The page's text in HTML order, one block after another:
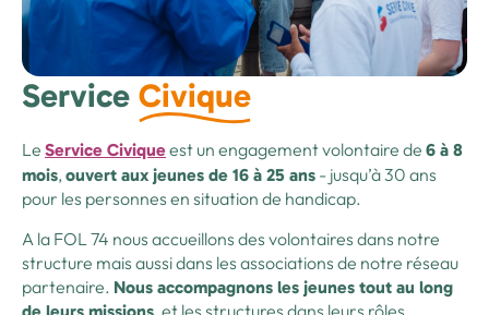
Service Civique
Le Service Civiqueest un engagement volontaire de 6 à 8
mois,ouvert aux jeunes de 16 à 25 ans - jusqu’à 30 ans
pour les personnes en situation de handicap.
A la FOL 74 nous accueillons des volontaires dans notre
structure mais aussi dans les associations de notre réseau
partenaire. Nous accompagnons les jeunes tout au long